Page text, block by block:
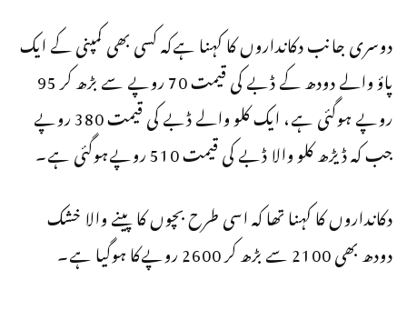
دوسری جانب دکانداروں کا کہنا ہےکہ کسی بھی کمپنی کے ایک
پاؤ والے دودھ کے ڈبے کی قیمت 70 روپے سے بڑھ کر 95
روپے ہوگئی ہے، ایک کلو والے ڈبے کی قیمت 380 روپے
جب کہ ڈیڑھ کلو والا ڈبے کی قیمت 510 روپےہوگئی ہے۔
دکانداروں کا کہنا تھا کہ اسی طرح بچوں کا پینے والا خشک
دودھ بھی 2100 سے بڑھ کر 2600 روپےکا ہوگیا ہے۔